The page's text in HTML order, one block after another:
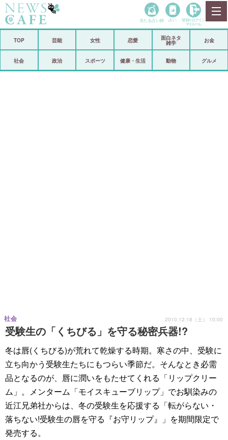
政治
当たる占い師 占い 登録• ログイン
マイルーム
TOP 芸能 女性 恋愛
面白ネタ
雑学
お金
社会 政治 スポーツ 健康・生活 動物 グルメ
受験生の「くちびる」を守る秘密兵器!?
社会 2010.12.18（土） 10:00
冬は唇(くちびる)が荒れて乾燥する時期。寒さの中、受験に
立ち向かう受験生たちにもつらい季節だ。そんなとき必需
品となるのが、唇に潤いをもたせてくれる「リップクリー
ム」。メンターム「モイスキューブリップ」でお馴染みの
近江兄弟社からは、冬の受験生を応援する「転がらない・
落ちない!受験生の唇を守る『お守リップ』」を期間限定で
発売する。